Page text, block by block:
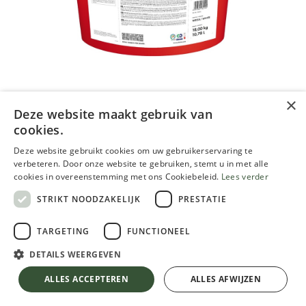
Keim Soldalan mineraalverf
69.69€77.44€ 10.01 % OFF
Inclusief btw
KLEUR
×
Deze website maakt gebruik van
cookies.
Deze website gebruikt cookies om uw gebruikerservaring te
verbeteren. Door onze website te gebruiken, stemt u in met alle
cookies in overeenstemming met ons Cookiebeleid. Lees verder
STRIKT NOODZAKELIJK
PRESTATIE
TARGETING FUNCTIONEEL
DETAILS WEERGEVEN
ALLES ACCEPTEREN ALLES AFWIJZEN